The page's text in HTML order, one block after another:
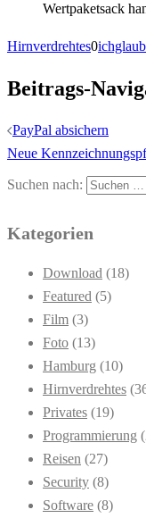
Wertpaketsack
Hirnverdrehtes0
Beitrags-
PayPal absichern
Neue
Suchen nach:
Kategorien
Download (18)
Featured (5)
Film (3)
Foto (13)
Hamburg (10)
Hirnverdrehtes
Privates (19)
Programmierung
Reisen (27)
Security (8)
Software (8)